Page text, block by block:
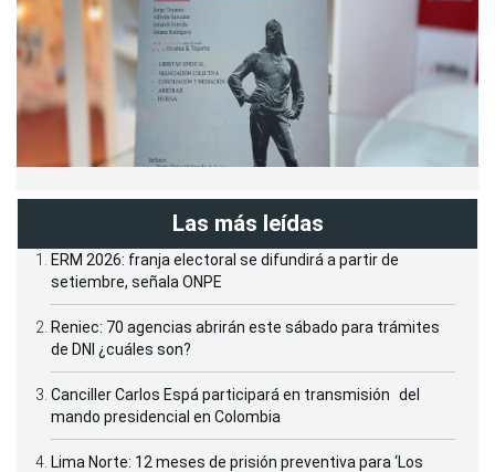
Las más leídas
ERM 2026: franja electoral se difundirá a partir de
setiembre, señala ONPE
Reniec: 70 agencias abrirán este sábado para trámites
de DNI ¿cuáles son?
Canciller Carlos Espá participará en transmisión del
mando presidencial en Colombia
Lima Norte: 12 meses de prisión preventiva para ‘Los